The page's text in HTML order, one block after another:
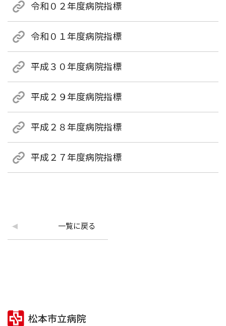
令和０２年度病院指標
令和０１年度病院指標
平成３０年度病院指標
平成２９年度病院指標
平成２８年度病院指標
平成２７年度病院指標
一覧に戻る